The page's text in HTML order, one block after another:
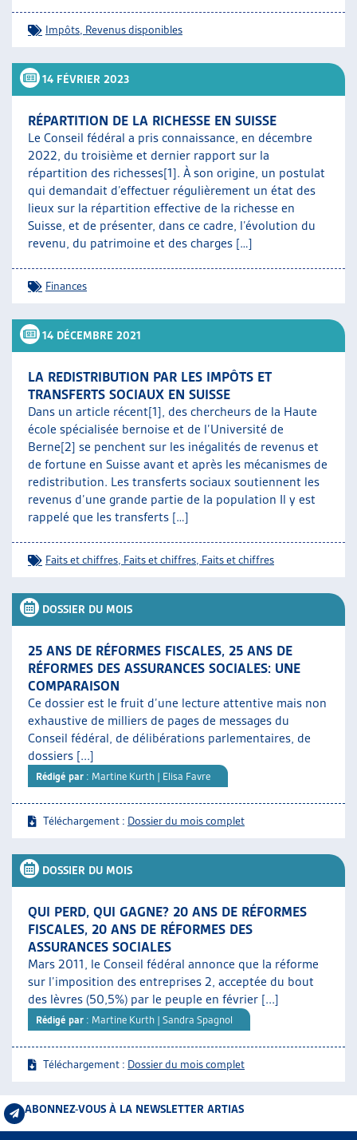
Impôts Revenus disponibles
14 FÉVRIER 2023
RÉPARTITION DE LA RICHESSE EN SUISSE
Le Conseil fédéral a pris connaissance, en décembre
2022, du troisième et dernier rapport sur la
répartition des richesses[1]. À son origine, un postulat
qui demandait d’effectuer régulièrement un état des
lieux sur la répartition effective de la richesse en
Suisse, et de présenter, dans ce cadre, l’évolution du
revenu, du patrimoine et des charges […]
Finances
14 DÉCEMBRE 2021
LA REDISTRIBUTION PAR LES IMPÔTS ET
TRANSFERTS SOCIAUX EN SUISSE
Dans un article récent[1], des chercheurs de la Haute
école spécialisée bernoise et de l’Université de
Berne[2] se penchent sur les inégalités de revenus et
de fortune en Suisse avant et après les mécanismes de
redistribution. Les transferts sociaux soutiennent les
revenus d’une grande partie de la population Il y est
rappelé que les transferts […]
Faits et chiffres Faits et chiffres Faits et chiffres
DOSSIER DU MOIS
25 ANS DE RÉFORMES FISCALES, 25 ANS DE
RÉFORMES DES ASSURANCES SOCIALES: UNE
COMPARAISON
Ce dossier est le fruit d’une lecture attentive mais non
exhaustive de milliers de pages de messages du
Conseil fédéral, de délibérations parlementaires, de
dossiers [...]
Rédigé par : Martine Kurth | Elisa Favre
Téléchargement : Dossier du mois complet
DOSSIER DU MOIS
QUI PERD, QUI GAGNE? 20 ANS DE RÉFORMES
FISCALES, 20 ANS DE RÉFORMES DES
ASSURANCES SOCIALES
Mars 2011, le Conseil fédéral annonce que la réforme
sur l’imposition des entreprises 2, acceptée du bout
des lèvres (50,5%) par le peuple en février [...]
Rédigé par : Martine Kurth | Sandra Spagnol
Téléchargement : Dossier du mois complet
ABONNEZ-VOUS À LA NEWSLETTER ARTIAS